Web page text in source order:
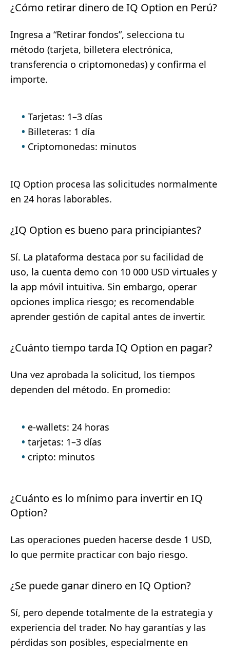
¿Cómo retirar dinero de IQ Option en Perú?
Ingresa a “Retirar fondos”, selecciona tu
método (tarjeta, billetera electrónica,
transferencia o criptomonedas) y confirma el
importe.
Tarjetas: 1–3 días
Billeteras: 1 día
Criptomonedas: minutos
IQ Option procesa las solicitudes normalmente
en 24 horas laborables.
¿IQ Option es bueno para principiantes?
Sí. La plataforma destaca por su facilidad de
uso, la cuenta demo con 10 000 USD virtuales y
la app móvil intuitiva. Sin embargo, operar
opciones implica riesgo; es recomendable
aprender gestión de capital antes de invertir.
¿Cuánto tiempo tarda IQ Option en pagar?
Una vez aprobada la solicitud, los tiempos
dependen del método. En promedio:
e-wallets: 24 horas
tarjetas: 1–3 días
cripto: minutos
¿Cuánto es lo mínimo para invertir en IQ
Option?
Las operaciones pueden hacerse desde 1 USD,
lo que permite practicar con bajo riesgo.
¿Se puede ganar dinero en IQ Option?
Sí, pero depende totalmente de la estrategia y
experiencia del trader. No hay garantías y las
pérdidas son posibles, especialmente en